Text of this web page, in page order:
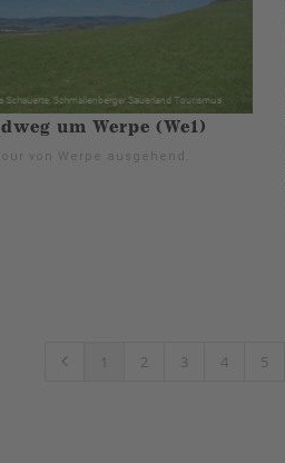
um Werpe (We1)
von Werpe ausgehend.
1 2 3 4 5